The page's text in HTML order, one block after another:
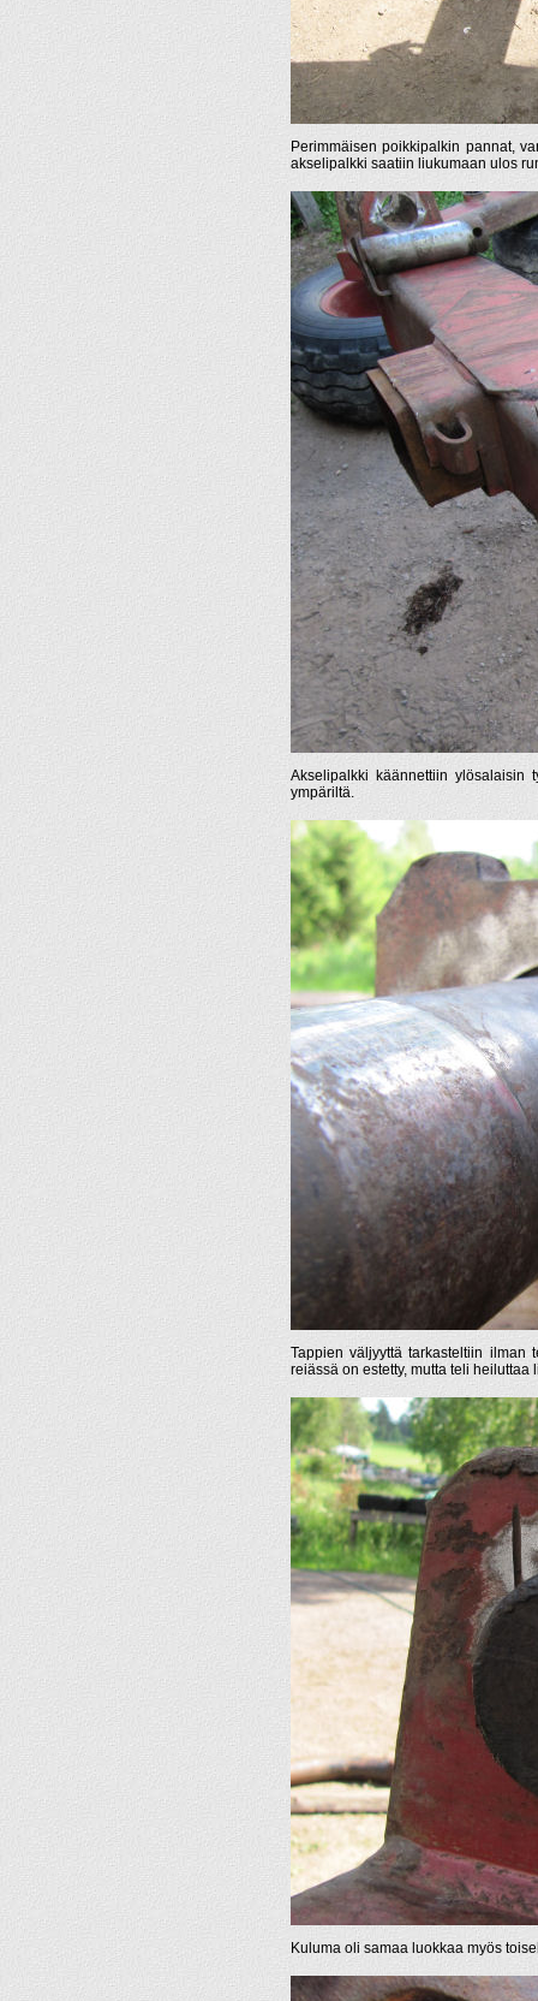
Perimmäisen poikkipalkin pannat,
akselipalkki saatiin liukumaan ulos
Akselipalkki käännettiin ylösalaisin
ympäriltä.
Tappien väljyyttä tarkasteltiin
reiässä on estetty, mutta teli
Kuluma oli samaa luokkaa myös